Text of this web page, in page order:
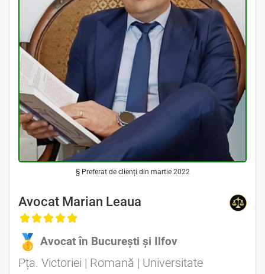
§ Preferat de clienți din martie 2022
Avocat Marian Leaua
Avocat în București și Ilfov
Pța. Victoriei | Romană | Universitate